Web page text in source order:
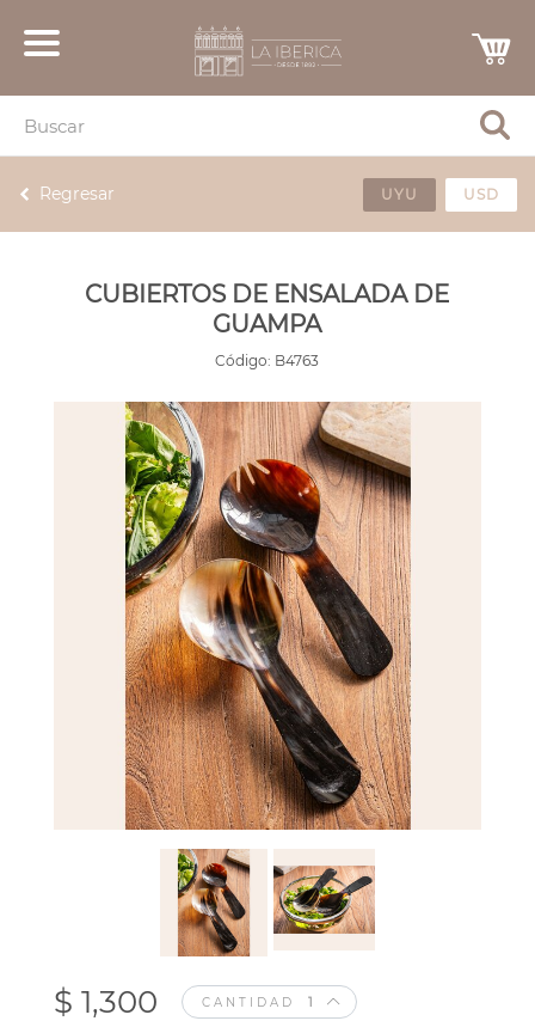
Regresar UYU USD
CUBIERTOS DE ENSALADA DE
GUAMPA
Código: B4763
$ 1,300 CANTIDAD